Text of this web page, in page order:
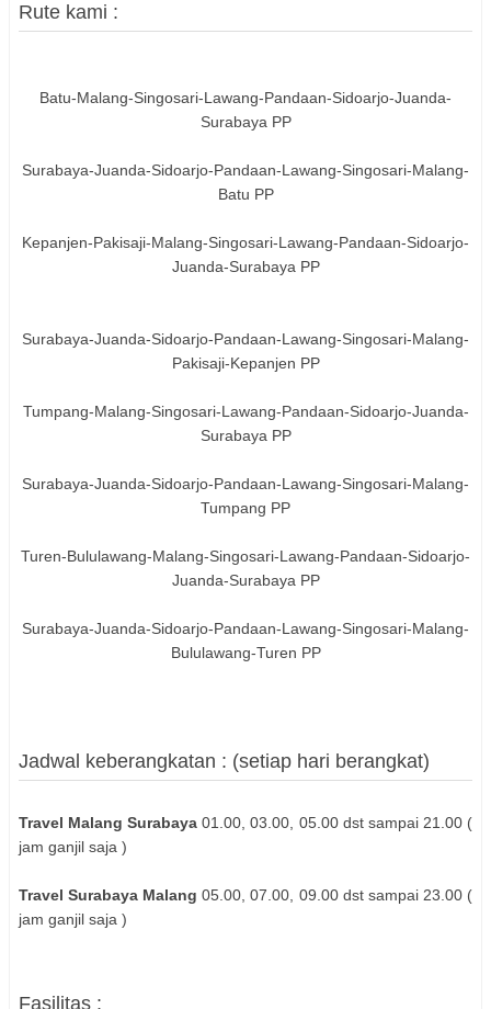
Rute kami :
Batu-Malang-Singosari-Lawang-Pandaan-Sidoarjo-Juanda-
Surabaya PP
Surabaya-Juanda-Sidoarjo-Pandaan-Lawang-Singosari-Malang-
Batu PP
Kepanjen-Pakisaji-Malang-Singosari-Lawang-Pandaan-Sidoarjo-
Juanda-Surabaya PP
Surabaya-Juanda-Sidoarjo-Pandaan-Lawang-Singosari-Malang-
Pakisaji-Kepanjen PP
Tumpang-Malang-Singosari-Lawang-Pandaan-Sidoarjo-Juanda-
Surabaya PP
Surabaya-Juanda-Sidoarjo-Pandaan-Lawang-Singosari-Malang-
Tumpang PP
Turen-Bululawang-Malang-Singosari-Lawang-Pandaan-Sidoarjo-
Juanda-Surabaya PP
Surabaya-Juanda-Sidoarjo-Pandaan-Lawang-Singosari-Malang-
Bululawang-Turen PP
Jadwal keberangkatan : (setiap hari berangkat)
Travel Malang Surabaya 01.00, 03.00, 05.00 dst sampai 21.00 (
jam ganjil saja )
Travel Surabaya Malang 05.00, 07.00, 09.00 dst sampai 23.00 (
jam ganjil saja )
Fasilitas :